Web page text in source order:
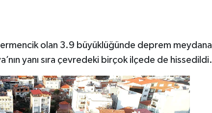
olan 3.9 büyüklüğünde deprem meydana
yanı sıra çevredeki birçok ilçede de hissedildi.